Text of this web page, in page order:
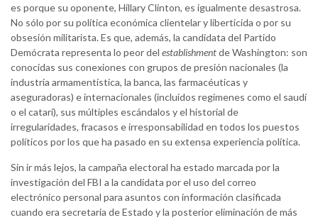
es porque su oponente, Hillary Clinton, es igualmente desastrosa.
No sólo por su política económica clientelar y liberticida o por su
obsesión militarista. Es que, además, la candidata del Partido
Demócrata representa lo peor del establishmentde Washington: son
conocidas sus conexiones con grupos de presión nacionales (la
industria armamentística, la banca, las farmacéuticas y
aseguradoras) e internacionales (incluidos regímenes como el saudí
o el catarí), sus múltiples escándalos y el historial de
irregularidades, fracasos e irresponsabilidad en todos los puestos
políticos por los que ha pasado en su extensa experiencia política.
Sin ir más lejos, la campaña electoral ha estado marcada por la
investigación del FBI a la candidata por el uso del correo
electrónico personal para asuntos con información clasificada
cuando era secretaria de Estado y la posterior eliminación de más